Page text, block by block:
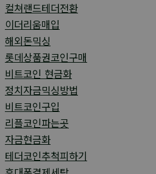
컬쳐랜드테더전환
이더리움매입
해외돈믹싱
롯데상품권코인구매
비트코인 현금화
정치자금믹싱방법
비트코인구입
리플코인파는곳
자금현금화
테더코인추척피하기